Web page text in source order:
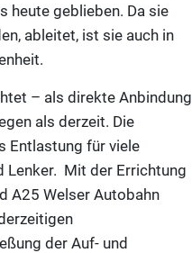
heute geblieben. Da sie
ableitet, ist sie auch in
– als direkte Anbindung
als derzeit. Die
Entlastung für viele
Lenker. Mit der Errichtung
A25 Welser Autobahn
der Auf- und